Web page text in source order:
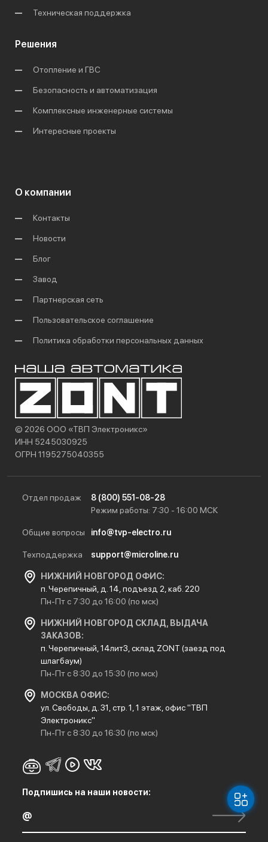
Техническая поддержка
Решения
Отопление и ГВС
Безопасность и автоматизация
Комплексные инженерные системы
Интересные проекты
О компании
Контакты
Новости
Блог
Завод
Партнерская сеть
Пользовательское соглашение
Политика обработки персональных данных
© 2026 ООО «ТВП Электроникс»
ИНН 5245030925
ОГРН 1195275040355
Отдел продаж
8 (800) 551-08-28
Режим работы: 7:30 - 16:00 МСК
Общие вопросы info@tvp-electro.ru
Техподдержка support@microline.ru
НИЖНИЙ НОВГОРОД ОФИС:
п. Черепичный, д. 14, подъезд 2, каб. 220
Пн-Пт с 7:30 до 16:00 (по мск)
НИЖНИЙ НОВГОРОД СКЛАД, ВЫДАЧА
ЗАКАЗОВ:
п. Черепичный, 14лит3, склад ZONT (заезд под
шлагбаум)
Пн-Пт с 8:30 до 15:30 (по мск)
МОСКВА ОФИС:
ул. Свободы, д. 31, стр. 1, 1 этаж, офис "ТВП
Электроникс"
Пн-Пт с 8:30 до 16:30 (по мск)
Подпишись на наши новости: